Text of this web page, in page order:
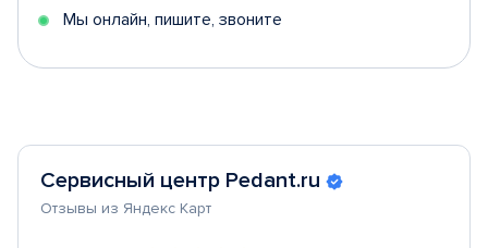
Мы онлайн, пишите, звоните
Сервисный центр Pedant.ru
Отзывы из Яндекс Карт